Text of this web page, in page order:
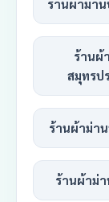
ร้านผ้าม่าน
ร้านผ้
สมุทรป
ร้านผ้าม่า
ร้านผ้าม่